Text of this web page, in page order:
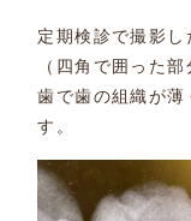
定期検診で撮影
（四角で囲った
歯で歯の組織が
す。